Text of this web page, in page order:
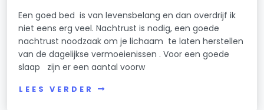
Een goed bed is van levensbelang en dan overdrijf ik
niet eens erg veel. Nachtrust is nodig, een goede
nachtrust noodzaak om je lichaam te laten herstellen
van de dagelijkse vermoeienissen . Voor een goede
slaap zijn er een aantal voorw
LEES VERDER